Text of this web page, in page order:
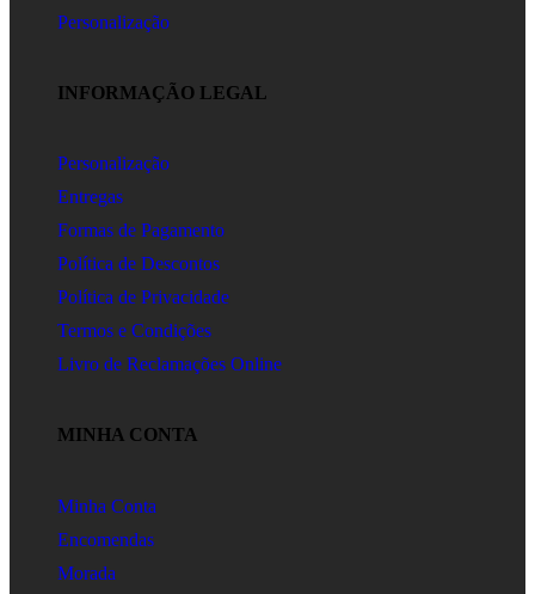
Personalização
INFORMAÇÃO LEGAL
Personalização
Entregas
Formas de Pagamento
Política de Descontos
Política de Privacidade
Termos e Condições
Livro de Reclamações Online
MINHA CONTA
Minha Conta
Encomendas
Morada